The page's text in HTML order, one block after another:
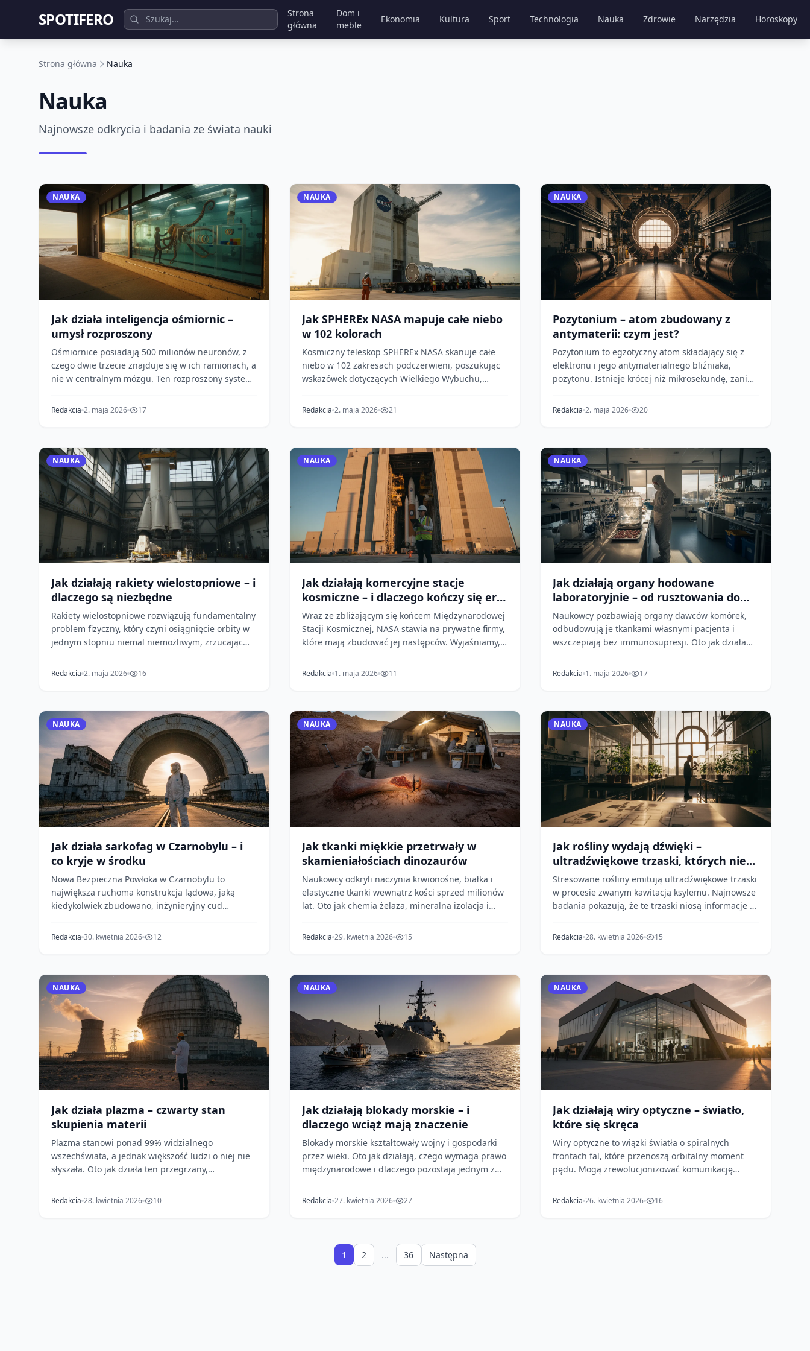
SPOTIFERO
Strona
główna
Dom i
meble
Ekonomia Kultura Sport Technologia Nauka Zdrowie Narzędzia Horoskopy
Strona główna Nauka
Nauka
Najnowsze odkrycia i badania ze świata nauki
NAUKA
Jak działa inteligencja ośmiornic –
umysł rozproszony
Ośmiornice posiadają 500 milionów neuronów, z
czego dwie trzecie znajduje się w ich ramionach, a
nie w centralnym mózgu. Ten rozproszony system
Redakcia 2. maja 2026 17
NAUKA
Jak SPHEREx NASA mapuje całe niebo
w 102 kolorach
Kosmiczny teleskop SPHEREx NASA skanuje całe
niebo w 102 zakresach podczerwieni, poszukując
wskazówek dotyczących Wielkiego Wybuchu,
Redakcia 2. maja 2026 21
NAUKA
Pozytonium – atom zbudowany z
antymaterii: czym jest?
Pozytonium to egzotyczny atom składający się z
elektronu i jego antymaterialnego bliźniaka,
pozytonu. Istnieje krócej niż mikrosekundę, zanim
Redakcia 2. maja 2026 20
NAUKA
Jak działają rakiety wielostopniowe – i
dlaczego są niezbędne
Rakiety wielostopniowe rozwiązują fundamentalny
problem fizyczny, który czyni osiągnięcie orbity w
jednym stopniu niemal niemożliwym, zrzucając
Redakcia 2. maja 2026 16
NAUKA
Jak działają komercyjne stacje
kosmiczne – i dlaczego kończy się era
ISS
Wraz ze zbliżającym się końcem Międzynarodowej
Stacji Kosmicznej, NASA stawia na prywatne firmy,
które mają zbudować jej następców. Wyjaśniamy,
Redakcia 1. maja 2026 11
NAUKA
Jak działają organy hodowane
laboratoryjnie – od rusztowania do
przeszczepu
Naukowcy pozbawiają organy dawców komórek,
odbudowują je tkankami własnymi pacjenta i
wszczepiają bez immunosupresji. Oto jak działa
Redakcia 1. maja 2026 17
NAUKA
Jak działa sarkofag w Czarnobylu – i
co kryje w środku
Nowa Bezpieczna Powłoka w Czarnobylu to
największa ruchoma konstrukcja lądowa, jaką
kiedykolwiek zbudowano, inżynieryjny cud
Redakcia 30. kwietnia 2026 12
NAUKA
Jak tkanki miękkie przetrwały w
skamieniałościach dinozaurów
Naukowcy odkryli naczynia krwionośne, białka i
elastyczne tkanki wewnątrz kości sprzed milionów
lat. Oto jak chemia żelaza, mineralna izolacja i
Redakcia 29. kwietnia 2026 15
NAUKA
Jak rośliny wydają dźwięki –
ultradźwiękowe trzaski, których nie
słyszysz
Stresowane rośliny emitują ultradźwiękowe trzaski
w procesie zwanym kawitacją ksylemu. Najnowsze
badania pokazują, że te trzaski niosą informacje o
Redakcia 28. kwietnia 2026 15
NAUKA
Jak działa plazma – czwarty stan
skupienia materii
Plazma stanowi ponad 99% widzialnego
wszechświata, a jednak większość ludzi o niej nie
słyszała. Oto jak działa ten przegrzany,
Redakcia 28. kwietnia 2026 10
NAUKA
Jak działają blokady morskie – i
dlaczego wciąż mają znaczenie
Blokady morskie kształtowały wojny i gospodarki
przez wieki. Oto jak działają, czego wymaga prawo
międzynarodowe i dlaczego pozostają jednym z
Redakcia 27. kwietnia 2026 27
NAUKA
Jak działają wiry optyczne – światło,
które się skręca
Wiry optyczne to wiązki światła o spiralnych
frontach fal, które przenoszą orbitalny moment
pędu. Mogą zrewolucjonizować komunikację
Redakcia 26. kwietnia 2026 16
1 2 ... 36 Następna